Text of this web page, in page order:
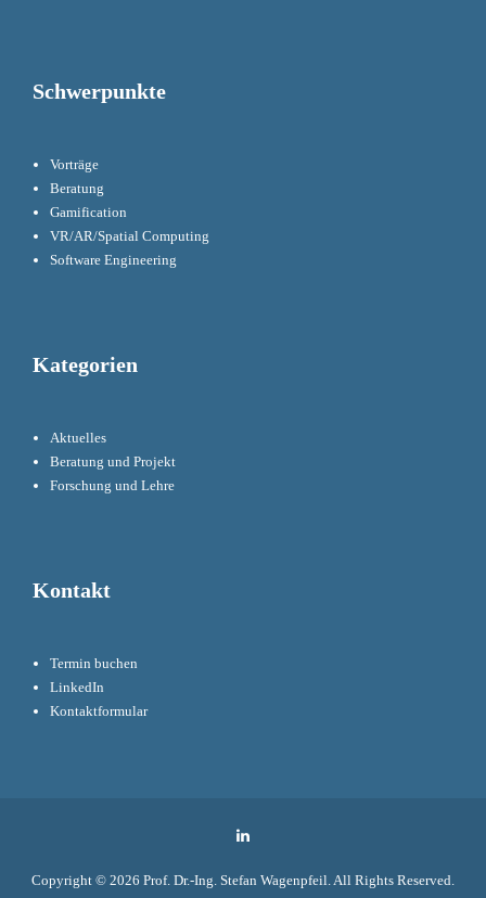
Schwerpunkte
Vorträge
Beratung
Gamification
VR/AR/Spatial Computing
Software Engineering
Kategorien
Aktuelles
Beratung und Projekt
Forschung und Lehre
Kontakt
Termin buchen
LinkedIn
Kontaktformular
Copyright © 2026 Prof. Dr.-Ing. Stefan Wagenpfeil. All Rights Reserved.